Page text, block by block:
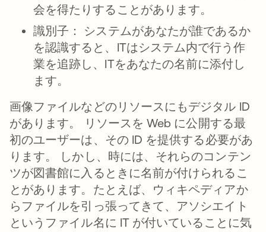
会を得たりすることがあります。
識別子： システムがあなたが誰であるか
を認識すると、ITはシステム内で行う作
業を追跡し、ITをあなたの名前に添付し
ます。
画像ファイルなどのリソースにもデジタル ID
があります。 リソースを Web に公開する最
初のユーザーは、その ID を提供する必要があ
ります。 しかし、時には、それらのコンテン
ツが図書館に入るときに名前が付けられるこ
とがあります。たとえば、ウィキペディアか
らファイルを引っ張ってきて、アソシエイト
というファイル名に IT が付いていることに気